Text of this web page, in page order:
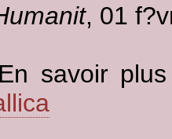
, 01
savoir